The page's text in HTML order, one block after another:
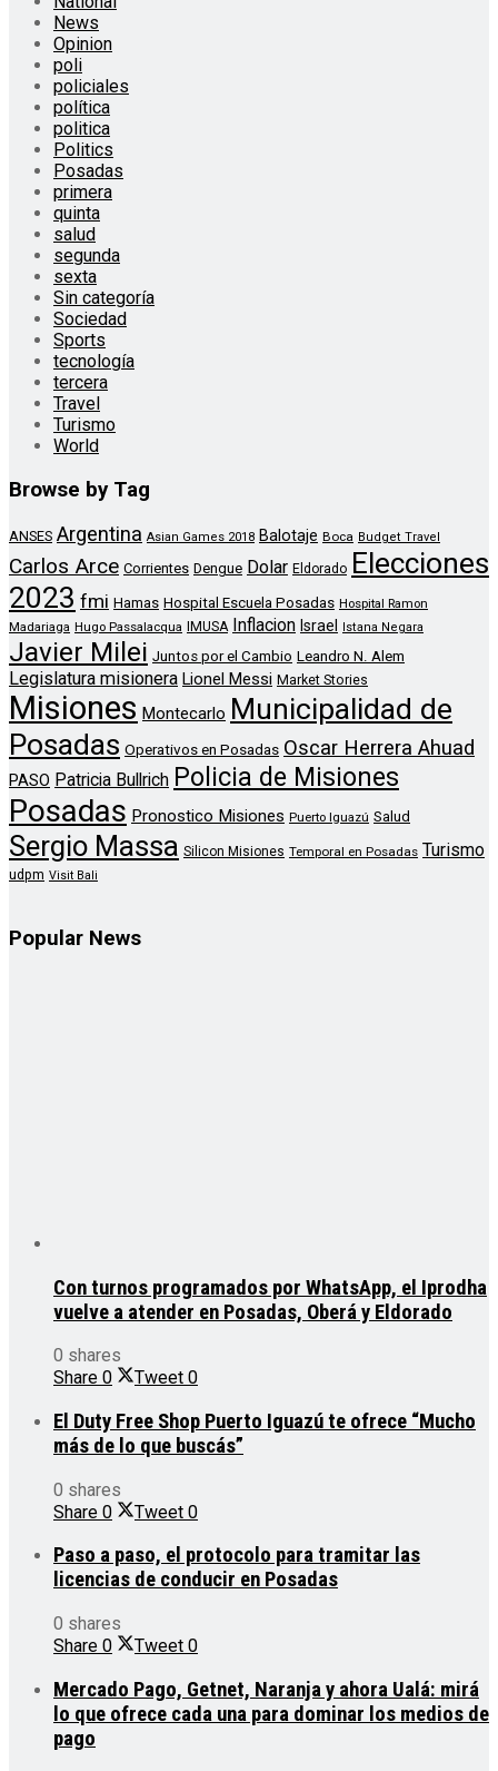
News
Opinion
poli
policiales
política
politica
Politics
Posadas
primera
quinta
salud
segunda
sexta
Sin categoría
Sociedad
Sports
tecnología
tercera
Travel
Turismo
World
Browse by Tag
ANSES Argentina Asian Games 2018 Balotaje Boca Budget Travel
Carlos Arce Corrientes Dengue Dolar Eldorado Elecciones
2023 fmi Hamas Hospital Escuela Posadas Hospital Ramon
Madariaga Hugo Passalacqua IMUSA Inflacion Israel Istana Negara
Javier Milei Juntos por el Cambio Leandro N. Alem
Legislatura misionera Lionel Messi Market Stories
Misiones Montecarlo Municipalidad de
Posadas Operativos en Posadas Oscar Herrera Ahuad
PASO Patricia Bullrich Policia de Misiones
Posadas Pronostico Misiones Puerto Iguazú Salud
Sergio Massa Silicon Misiones Temporal en Posadas Turismo
udpm Visit Bali
Popular News
Con turnos programados por WhatsApp, el Iprodha
vuelve a atender en Posadas, Oberá y Eldorado
0 shares
Share 0 Tweet 0
El Duty Free Shop Puerto Iguazú te ofrece “Mucho
más de lo que buscás”
0 shares
Share 0 Tweet 0
Paso a paso, el protocolo para tramitar las
licencias de conducir en Posadas
0 shares
Share 0 Tweet 0
Mercado Pago, Getnet, Naranja y ahora Ualá: mirá
lo que ofrece cada una para dominar los medios de
pago